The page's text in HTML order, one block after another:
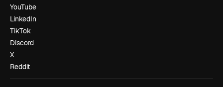
YouTube
LinkedIn
TikTok
Discord
X
Reddit